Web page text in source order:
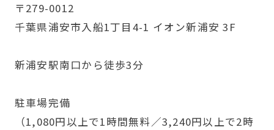
〒279-0012
千葉県浦安市入船1丁目4-1 イオン新浦安 3F
新浦安駅南口から徒歩3分
駐車場完備
（1,080円以上で1時間無料／3,240円以上で2時